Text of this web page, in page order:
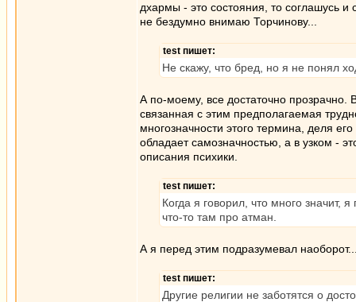
дхармы - это состояния, то соглашусь и
не бездумно внимаю Торчинову...
test пишет:
Не скажу, что бред, но я не понял
А по-моему, все достаточно прозрачно.
связанная с этим предполагаемая
многозначности этого термина, деля
обладает самозначностью, а в узком -
описания психики.
test пишет:
Когда я говорил, что много значит,
что-то там про атман.
А я перед этим подразумевал
test пишет:
Другие религии не заботятся о